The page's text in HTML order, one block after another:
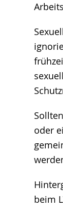
oder
beim